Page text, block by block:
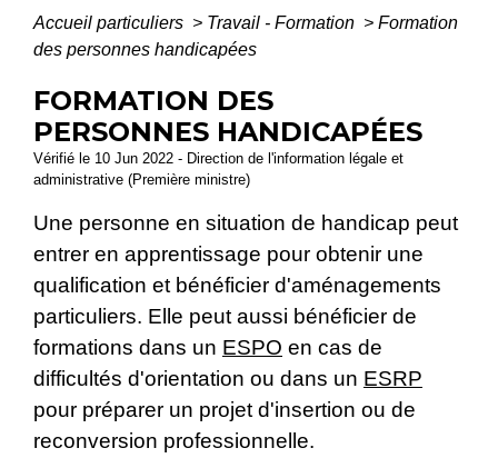
Accueil particuliers > Travail - Formation > Formation
des personnes handicapées
FORMATION DES
PERSONNES HANDICAPÉES
Vérifié le 10 Jun 2022 - Direction de l'information légale et
administrative (Première ministre)
Une personne en situation de handicap peut
entrer en apprentissage pour obtenir une
qualification et bénéficier d'aménagements
particuliers. Elle peut aussi bénéficier de
formations dans un ESPO en cas de
difficultés d'orientation ou dans un ESRP
pour préparer un projet d'insertion ou de
reconversion professionnelle.